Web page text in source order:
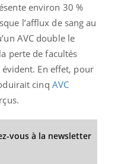
environ 30 %
l’afflux de sang au
AVC double le
perte de facultés
En effet, pour
cinq AVC
vous à la newsletter